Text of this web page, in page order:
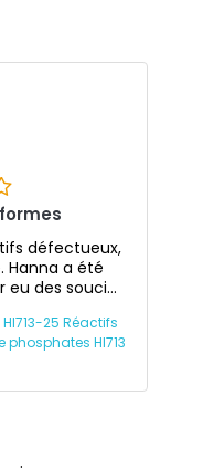
défectueux,
Hanna a été
des souci...
HI713-25 Réactifs
HI713